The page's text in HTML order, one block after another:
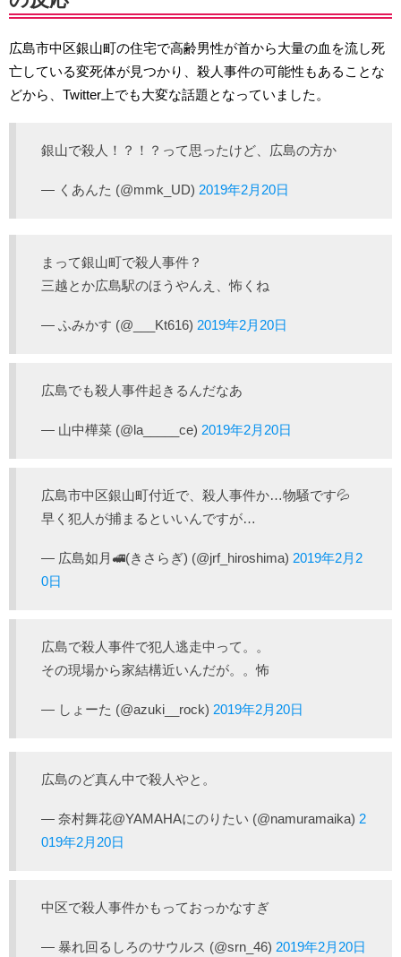
広島市中区銀山町の住宅で高齢男性が首から大量の血を流し死
亡している変死体が見つかり、殺人事件の可能性もあることな
どから、Twitter上でも大変な話題となっていました。
銀山で殺人！？！？って思ったけど、広島の方か
— くあんた (@mmk_UD) 2019年2月20日
まって銀山町で殺人事件？
三越とか広島駅のほうやんえ、怖くね
— ふみかす (@___Kt616) 2019年2月20日
広島でも殺人事件起きるんだなあ
— 山中樺菜 (@la_____ce) 2019年2月20日
広島市中区銀山町付近で、殺人事件か…物騒です💦
早く犯人が捕まるといいんですが…
— 広島如月🚅(きさらぎ) (@jrf_hiroshima) 2019年2月2
0日
広島で殺人事件で犯人逃走中って。。
その現場から家結構近いんだが。。怖
— しょーた (@azuki__rock) 2019年2月20日
広島のど真ん中で殺人やと。
— 奈村舞花@YAMAHAにのりたい (@namuramaika) 2
019年2月20日
中区で殺人事件かもっておっかなすぎ
— 暴れ回るしろのサウルス (@srn_46) 2019年2月20日